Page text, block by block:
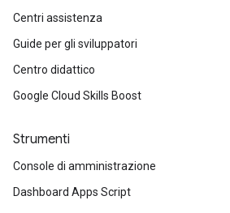
Centri assistenza
Guide per gli sviluppatori
Centro didattico
Google Cloud Skills Boost
Strumenti
Console di amministrazione
Dashboard Apps Script